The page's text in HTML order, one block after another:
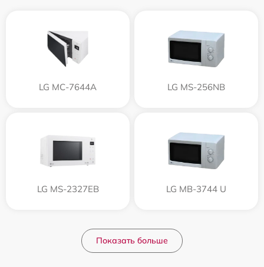
LG MC-7644A LG MS-256NB
LG MS-2327EB LG MB-3744 U
Показать больше